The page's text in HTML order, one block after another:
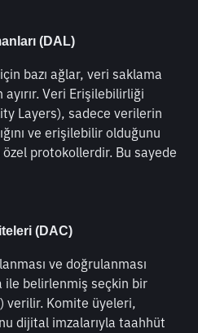
(DAL)
bazı ağlar, veri saklama
Veri Erişilebilirliği
Layers), sadece verilerin
ve erişilebilir olduğunu
protokollerdir. Bu sayede
(DAC)
ve doğrulanması
ile belirlenmiş seçkin bir
verilir. Komite üyeleri,
dijital imzalarıyla taahhüt